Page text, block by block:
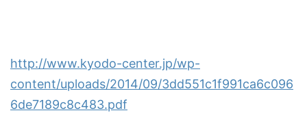
http://www.kyodo-center.jp/wp-
content/uploads/2014/09/3dd551c1f991ca6c096
6de7189c8c483.pdf